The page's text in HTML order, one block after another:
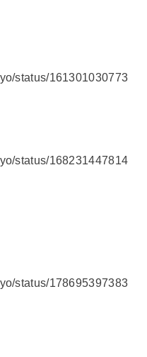
status/161301030773
status/168231447814
status/178695397383